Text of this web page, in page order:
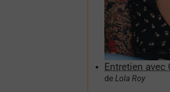
Entretien avec
de Lola Roy